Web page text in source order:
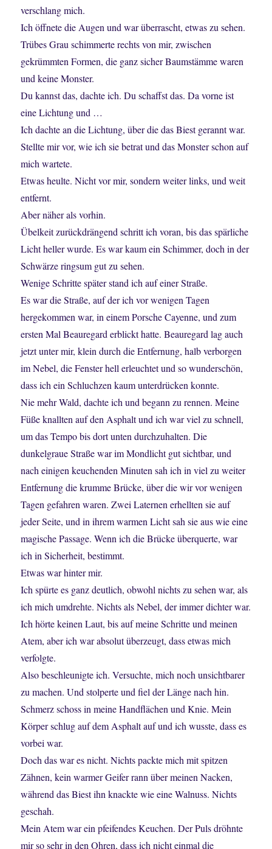
verschlang mich.
Ich öffnete die Augen und war überrascht, etwas zu sehen.
Trübes Grau schimmerte rechts von mir, zwischen
gekrümmten Formen, die ganz sicher Baumstämme waren
und keine Monster.
Du kannst das, dachte ich. Du schaffst das. Da vorne ist
eine Lichtung und …
Ich dachte an die Lichtung, über die das Biest gerannt war.
Stellte mir vor, wie ich sie betrat und das Monster schon auf
mich wartete.
Etwas heulte. Nicht vor mir, sondern weiter links, und weit
entfernt.
Aber näher als vorhin.
Übelkeit zurückdrängend schritt ich voran, bis das spärliche
Licht heller wurde. Es war kaum ein Schimmer, doch in der
Schwärze ringsum gut zu sehen.
Wenige Schritte später stand ich auf einer Straße.
Es war die Straße, auf der ich vor wenigen Tagen
hergekommen war, in einem Porsche Cayenne, und zum
ersten Mal Beauregard erblickt hatte. Beauregard lag auch
jetzt unter mir, klein durch die Entfernung, halb verborgen
im Nebel, die Fenster hell erleuchtet und so wunderschön,
dass ich ein Schluchzen kaum unterdrücken konnte.
Nie mehr Wald, dachte ich und begann zu rennen. Meine
Füße knallten auf den Asphalt und ich war viel zu schnell,
um das Tempo bis dort unten durchzuhalten. Die
dunkelgraue Straße war im Mondlicht gut sichtbar, und
nach einigen keuchenden Minuten sah ich in viel zu weiter
Entfernung die krumme Brücke, über die wir vor wenigen
Tagen gefahren waren. Zwei Laternen erhellten sie auf
jeder Seite, und in ihrem warmen Licht sah sie aus wie eine
magische Passage. Wenn ich die Brücke überquerte, war
ich in Sicherheit, bestimmt.
Etwas war hinter mir.
Ich spürte es ganz deutlich, obwohl nichts zu sehen war, als
ich mich umdrehte. Nichts als Nebel, der immer dichter war.
Ich hörte keinen Laut, bis auf meine Schritte und meinen
Atem, aber ich war absolut überzeugt, dass etwas mich
verfolgte.
Also beschleunigte ich. Versuchte, mich noch unsichtbarer
zu machen. Und stolperte und fiel der Länge nach hin.
Schmerz schoss in meine Handflächen und Knie. Mein
Körper schlug auf dem Asphalt auf und ich wusste, dass es
vorbei war.
Doch das war es nicht. Nichts packte mich mit spitzen
Zähnen, kein warmer Geifer rann über meinen Nacken,
während das Biest ihn knackte wie eine Walnuss. Nichts
geschah.
Mein Atem war ein pfeifendes Keuchen. Der Puls dröhnte
mir so sehr in den Ohren, dass ich nicht einmal die